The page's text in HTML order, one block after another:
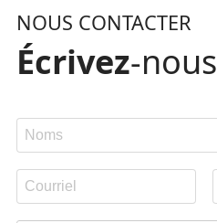
NOUS CONTACTER
Écrivez-nous